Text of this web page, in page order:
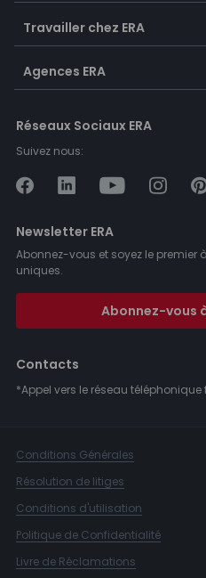
Travailler chez ERA
Agences ERA
Réseaux Sociaux ERA
Suivez nous:
Newsletter ERA
Abonnez-vous et soyez le premier
uniques.
Abonnez-vous
Contacts
*Appel vers le réseau
Conditions Générales
Résolution de litiges
Conditions d'utilisation
Politique de Confidentialité
Livre de Réclamations